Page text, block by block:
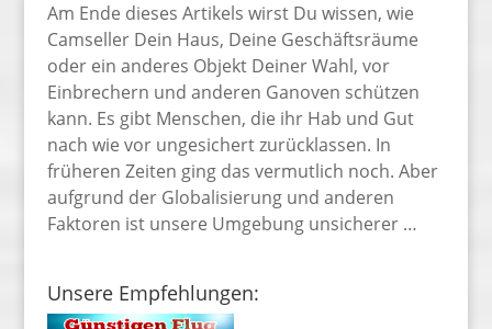
Am Ende dieses Artikels wirst Du wissen, wie
Camseller Dein Haus, Deine Geschäftsräume
oder ein anderes Objekt Deiner Wahl, vor
Einbrechern und anderen Ganoven schützen
kann. Es gibt Menschen, die ihr Hab und Gut
nach wie vor ungesichert zurücklassen. In
früheren Zeiten ging das vermutlich noch. Aber
aufgrund der Globalisierung und anderen
Faktoren ist unsere Umgebung unsicherer …
Unsere Empfehlungen: